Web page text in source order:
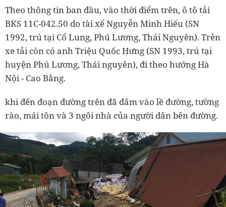
Theo thông tin ban đầu, vào thời điểm trên, ô tô tải
BKS 11C-042.50 do tài xế Nguyễn Minh Hiếu (SN
1992, trú tại Cổ Lung, Phú Lương, Thái Nguyên). Trên
xe tải còn có anh Triệu Quốc Hưng (SN 1993, trú tại
huyện Phú Lương, Thái nguyên), đi theo hướng Hà
Nội - Cao Bằng.
khi đến đoạn đường trên đã đâm vào lề đường, tường
rào, mái tôn và 3 ngôi nhà của người dân bên đường.